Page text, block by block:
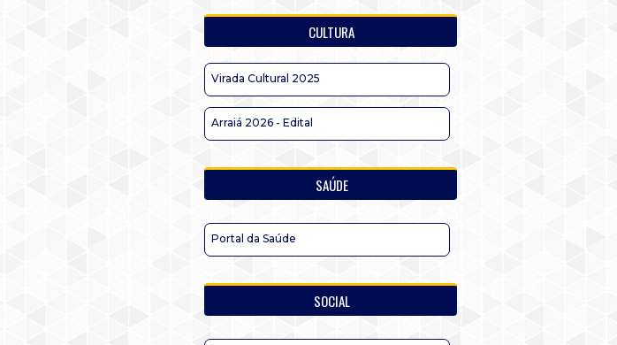
CULTURA
Virada Cultural 2025
Arraiá 2026 - Edital
SAÚDE
Portal da Saúde
SOCIAL